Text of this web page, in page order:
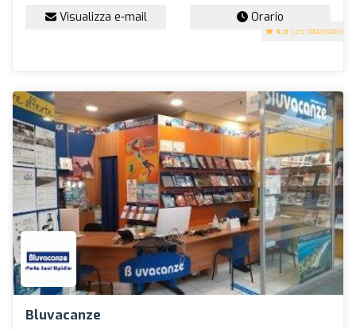
4.9 (35 recensioni)
Visualizza e-mail Orario
Bluvacanze